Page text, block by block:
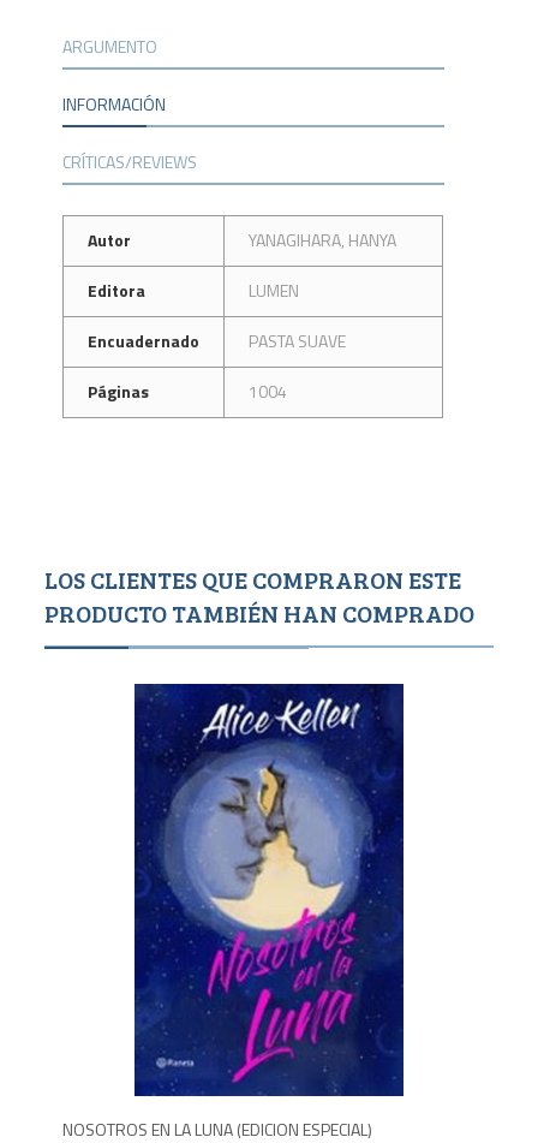
ARGUMENTO
INFORMACIÓN
CRÍTICAS/REVIEWS
Autor
YANAGIHARA, HANYA
Editora
LUMEN
Encuadernado
PASTA SUAVE
Páginas
1004
LOS CLIENTES QUE COMPRARON ESTE
PRODUCTO TAMBIÉN HAN COMPRADO
NOSOTROS EN LA LUNA (EDICION ESPECIAL)